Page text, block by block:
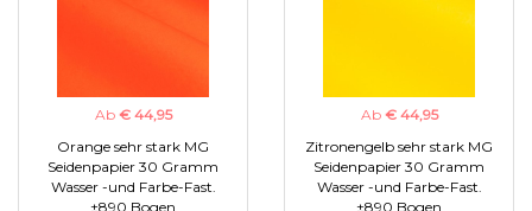
Ab € 44,95
Orange sehr stark MG
Seidenpapier 30 Gramm
Wasser -und Farbe-Fast.
±890 Bogen
Ab € 44,95
Zitronengelb sehr stark MG
Seidenpapier 30 Gramm
Wasser -und Farbe-Fast.
±890 Bogen